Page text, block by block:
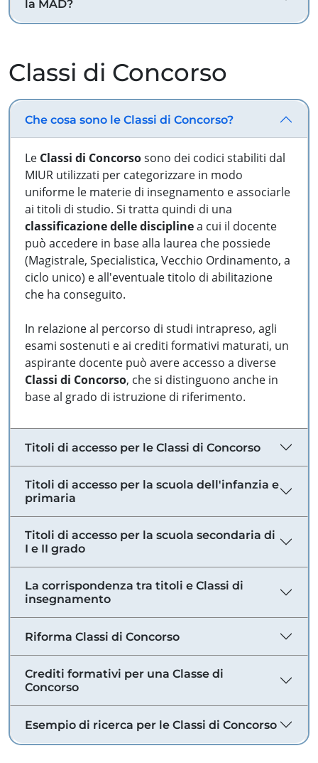
la MAD?
Classi di Concorso
Che cosa sono le Classi di Concorso?
Le Classi di Concorsosono dei codici stabiliti dal
MIUR utilizzati per categorizzare in modo
uniforme le materie di insegnamento e associarle
ai titoli di studio. Si tratta quindi di una
classificazione delle disciplinea cui il docente
può accedere in base alla laurea che possiede
(Magistrale, Specialistica, Vecchio Ordinamento, a
ciclo unico) e all'eventuale titolo di abilitazione
che ha conseguito.
In relazione al percorso di studi intrapreso, agli
esami sostenuti e ai crediti formativi maturati, un
aspirante docente può avere accesso a diverse
Classi di Concorso, che si distinguono anche in
base al grado di istruzione di riferimento.
Titoli di accesso per le Classi di Concorso
Titoli di accesso per la scuola dell'infanzia e
primaria
Titoli di accesso per la scuola secondaria di
I e II grado
La corrispondenza tra titoli e Classi di
insegnamento
Riforma Classi di Concorso
Crediti formativi per una Classe di
Concorso
Esempio di ricerca per le Classi di Concorso